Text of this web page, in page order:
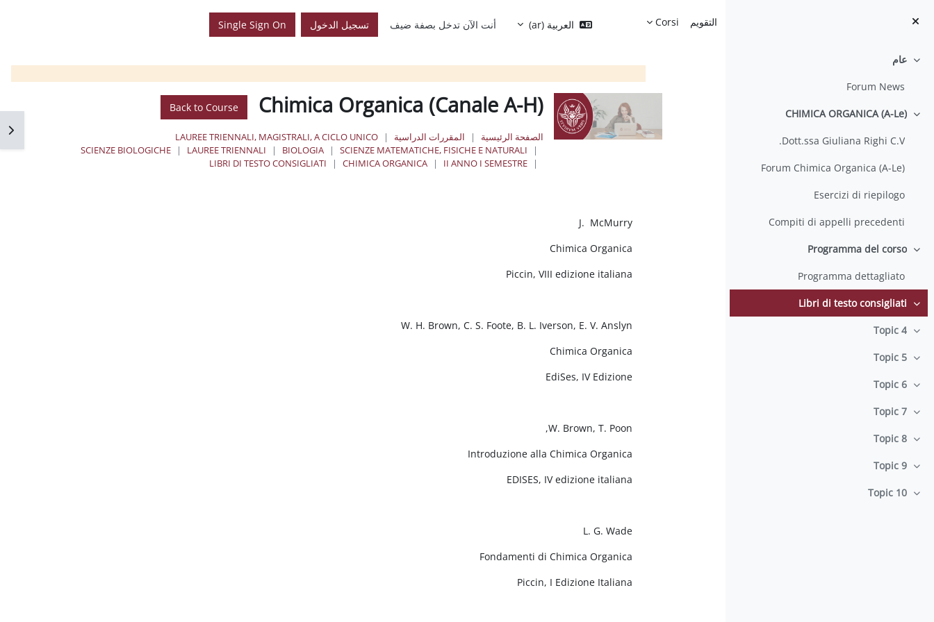
التقويم Corsi العربية ‎(ar)‎ أنت الآن تدخل بصفة ضيف تسجيل الدخول Single Sign On
طيعام
Forum News
طيCHIMICA ORGANICA (A-Le)
Dott.ssa Giuliana Righi C.V.
Forum Chimica Organica (A-Le)
Esercizi di riepilogo
Compiti di appelli precedenti
طيProgramma del corso
Programma dettagliato
طيLibri di testo consigliati
طيTopic 4
طيTopic 5
طيTopic 6
طي Topic 7
طيTopic 8
طيTopic 9
طيTopic 10
Chimica Organica (Canale A-H)
Back to Course
الصفحة الرئيسية المقررات الدراسية
LAUREE TRIENNALI, MAGISTRALI, A CICLO UNICO
SCIENZE MATEMATICHE, FISICHE E NATURALI
BIOLOGIA
LAUREE TRIENNALI
SCIENZE BIOLOGICHE
II ANNO I SEMESTRE
CHIMICA ORGANICA
LIBRI DI TESTO CONSIGLIATI
الخطوط العريضة للقسم
J. McMurry
Chimica Organica
Piccin, VIII edizione italiana
W. H. Brown, C. S. Foote, B. L. Iverson, E. V. Anslyn
Chimica Organica
EdiSes, IV Edizione
W. Brown, T. Poon,
Introduzione alla Chimica Organica
EDISES, IV edizione italiana
L. G. Wade
Fondamenti di Chimica Organica
Piccin, I Edizione Italiana